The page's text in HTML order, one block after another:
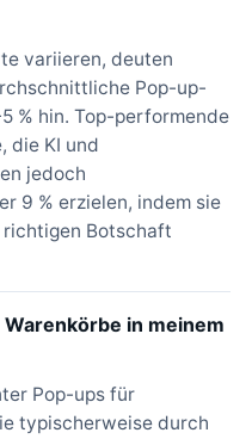
variieren, deuten
Pop-up-
% hin. Top-performende
die KI und
jedoch
9 % erzielen, indem sie
Botschaft
in meinem
Pop-ups für
typischerweise durch